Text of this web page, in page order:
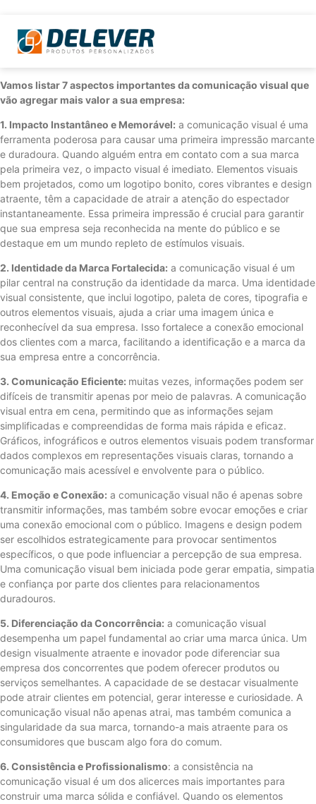
Vamos listar 7 aspectos importantes da comunicação visual que
vão agregar mais valor a sua empresa:
1. Impacto Instantâneo e Memorável: a comunicação visual é uma
ferramenta poderosa para causar uma primeira impressão marcante
e duradoura. Quando alguém entra em contato com a sua marca
pela primeira vez, o impacto visual é imediato. Elementos visuais
bem projetados, como um logotipo bonito, cores vibrantes e design
atraente, têm a capacidade de atrair a atenção do espectador
instantaneamente. Essa primeira impressão é crucial para garantir
que sua empresa seja reconhecida na mente do público e se
destaque em um mundo repleto de estímulos visuais.
2. Identidade da Marca Fortalecida: a comunicação visual é um
pilar central na construção da identidade da marca. Uma identidade
visual consistente, que inclui logotipo, paleta de cores, tipografia e
outros elementos visuais, ajuda a criar uma imagem única e
reconhecível da sua empresa. Isso fortalece a conexão emocional
dos clientes com a marca, facilitando a identificação e a marca da
sua empresa entre a concorrência.
3. Comunicação Eficiente: muitas vezes, informações podem ser
difíceis de transmitir apenas por meio de palavras. A comunicação
visual entra em cena, permitindo que as informações sejam
simplificadas e compreendidas de forma mais rápida e eficaz.
Gráficos, infográficos e outros elementos visuais podem transformar
dados complexos em representações visuais claras, tornando a
comunicação mais acessível e envolvente para o público.
4. Emoção e Conexão: a comunicação visual não é apenas sobre
transmitir informações, mas também sobre evocar emoções e criar
uma conexão emocional com o público. Imagens e design podem
ser escolhidos estrategicamente para provocar sentimentos
específicos, o que pode influenciar a percepção de sua empresa.
Uma comunicação visual bem iniciada pode gerar empatia, simpatia
e confiança por parte dos clientes para relacionamentos
duradouros.
5. Diferenciação da Concorrência: a comunicação visual
desempenha um papel fundamental ao criar uma marca única. Um
design visualmente atraente e inovador pode diferenciar sua
empresa dos concorrentes que podem oferecer produtos ou
serviços semelhantes. A capacidade de se destacar visualmente
pode atrair clientes em potencial, gerar interesse e curiosidade. A
comunicação visual não apenas atrai, mas também comunica a
singularidade da sua marca, tornando-a mais atraente para os
consumidores que buscam algo fora do comum.
6. Consistência e Profissionalismo: a consistência na
comunicação visual é um dos alicerces mais importantes para
construir uma marca sólida e confiável. Quando os elementos